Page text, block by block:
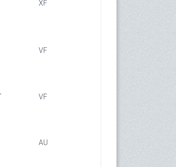
XF
VF
VF
AU